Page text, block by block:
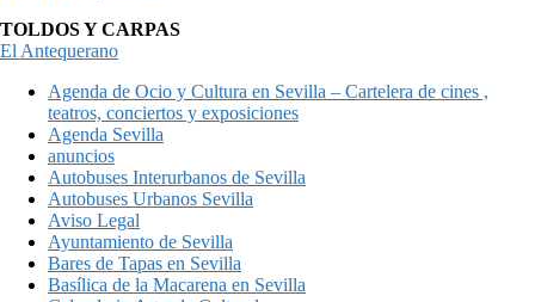
TOLDOS Y CARPAS
El Antequerano
Agenda de Ocio y Cultura en Sevilla – Cartelera de cines ,
teatros, conciertos y exposiciones
Agenda Sevilla
anuncios
Autobuses Interurbanos de Sevilla
Autobuses Urbanos Sevilla
Aviso Legal
Ayuntamiento de Sevilla
Bares de Tapas en Sevilla
Basílica de la Macarena en Sevilla